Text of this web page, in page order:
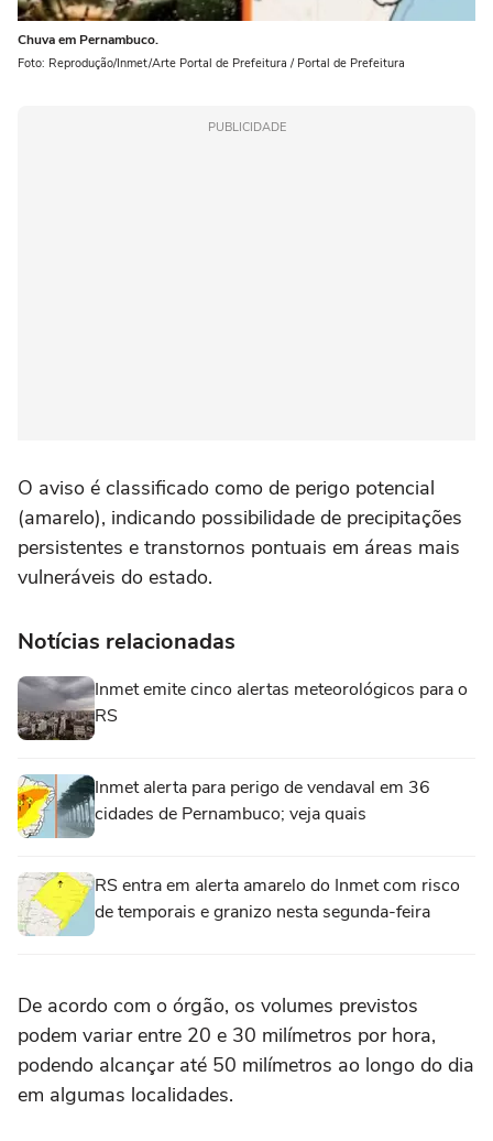
Chuva em Pernambuco.
Foto: Reprodução/Inmet/Arte Portal de Prefeitura / Portal de Prefeitura
PUBLICIDADE
O aviso é classificado como de perigo potencial
(amarelo), indicando possibilidade de precipitações
persistentes e transtornos pontuais em áreas mais
vulneráveis do estado.
Notícias relacionadas
Inmet emite cinco alertas meteorológicos para o
RS
Inmet alerta para perigo de vendaval em 36
cidades de Pernambuco; veja quais
RS entra em alerta amarelo do Inmet com risco
de temporais e granizo nesta segunda-feira
De acordo com o órgão, os volumes previstos
podem variar entre 20 e 30 milímetros por hora,
podendo alcançar até 50 milímetros ao longo do dia
em algumas localidades.